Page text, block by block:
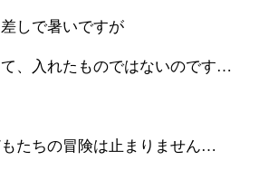
しで暑いですが
、入れたものではないのです…
たちの冒険は止まりません…